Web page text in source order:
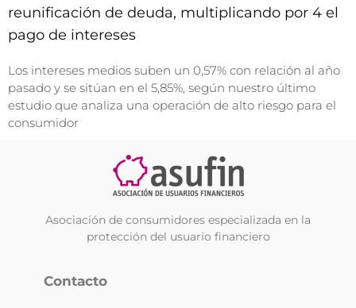
reunificación de deuda, multiplicando por 4 el
pago de intereses
Los intereses medios suben un 0,57% con relación al año
pasado y se sitúan en el 5,85%, según nuestro último
estudio que analiza una operación de alto riesgo para el
consumidor
Asociación de consumidores especializada en la
protección del usuario financiero
Contacto